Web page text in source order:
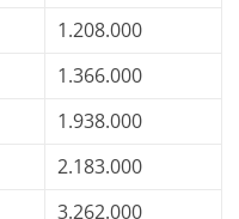
1.208.000
1.366.000
1.938.000
2.183.000
3.262.000